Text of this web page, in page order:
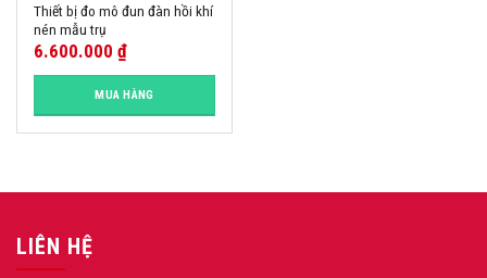
Thiết bị đo mô đun đàn hồi khí
nén mẫu trụ
6.600.000 ₫
MUA HÀNG
LIÊN HỆ